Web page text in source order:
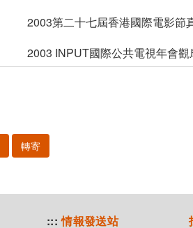
2003第二十七屆香港國際電影節
2003 INPUT國際公共電視年會觀
轉寄
::: 情報發送站